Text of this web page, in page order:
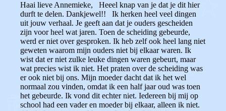
Haai lieve Annemieke, Heeel knap van je dat je dit hier
durft te delen. Dankjewel!! Ik herken heel veel dingen
uit jouw verhaal. Je geeft aan dat je ouders gescheiden
zijn voor heel wat jaren. Toen de scheiding gebeurde,
werd er niet over gesproken. Ik heb zelf ook heel lang niet
geweten waarom mijn ouders niet bij elkaar waren. Ik
wist dat er niet zulke leuke dingen waren gebeurt, maar
wat precies wist ik niet. Het praten over de scheiding was
er ook niet bij ons. Mijn moeder dacht dat ik het wel
normaal zou vinden, omdat ik een half jaar oud was toen
het gebeurde. Ik vond dit echter niet. Iedereen bij mij op
school had een vader en moeder bij elkaar, alleen ik niet.